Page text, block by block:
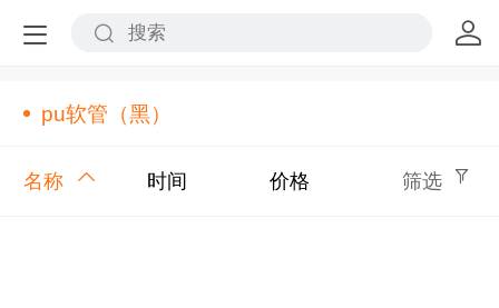
pu软管（黑）
名称 时间 价格 筛选